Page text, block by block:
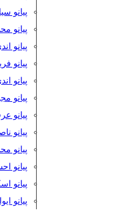
پیانو
پیانو
پیانو
پیانو
پیانو
پیانو
پیانو
پیانو
پیانو
پیانو
پیانو
پیانو